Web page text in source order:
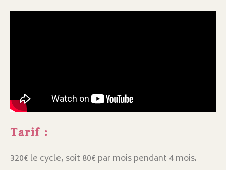
Tarif :
320€ le cycle, soit 80€ par mois pendant 4 mois.